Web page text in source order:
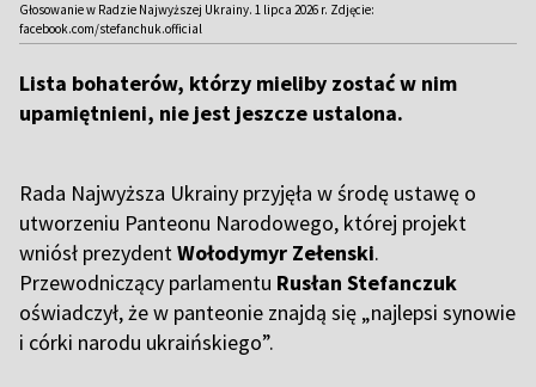
Głosowanie w Radzie Najwyższej Ukrainy. 1 lipca 2026 r. Zdjęcie:
facebook.com/stefanchuk.official
Lista bohaterów, którzy mieliby zostać w nim
upamiętnieni, nie jest jeszcze ustalona.
Rada Najwyższa Ukrainy przyjęła w środę ustawę o
utworzeniu Panteonu Narodowego, której projekt
wniósł prezydentWołodymyr Zełenski.
Przewodniczący parlamentu Rusłan Stefanczuk
oświadczył, że w panteonie znajdą się „najlepsi synowie
i córki narodu ukraińskiego”.